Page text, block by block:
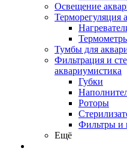
Освещение
Терморегуляция
Тумбы для
Фильтрация и
аквариумистика
Губки
Роторы
Фильтры и
Ещё